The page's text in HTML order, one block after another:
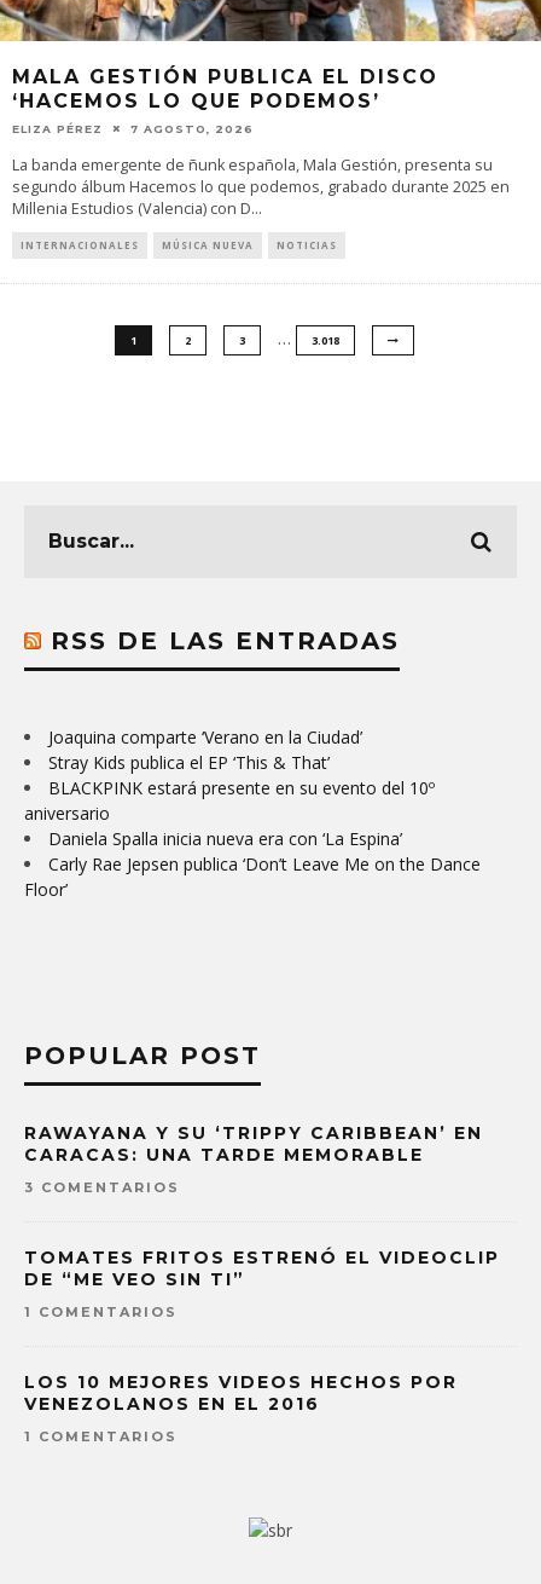
MALA GESTIÓN PUBLICA EL DISCO
‘HACEMOS LO QUE PODEMOS’
ELIZA PÉREZ 7 AGOSTO, 2026
La banda emergente de ñunk española, Mala Gestión, presenta su
segundo álbum Hacemos lo que podemos, grabado durante 2025 en
Millenia Estudios (Valencia) con D...
INTERNACIONALES MÚSICA NUEVA NOTICIAS
1 2 3 … 3.018
RSS DE LAS ENTRADAS
Joaquina comparte ‘Verano en la Ciudad’
Stray Kids publica el EP ‘This & That’
BLACKPINK estará presente en su evento del 10º
aniversario
Daniela Spalla inicia nueva era con ‘La Espina’
Carly Rae Jepsen publica ‘Don’t Leave Me on the Dance
Floor’
POPULAR POST
RAWAYANA Y SU ‘TRIPPY CARIBBEAN’ EN
CARACAS: UNA TARDE MEMORABLE
3 COMENTARIOS
TOMATES FRITOS ESTRENÓ EL VIDEOCLIP
DE “ME VEO SIN TI”
1 COMENTARIOS
LOS 10 MEJORES VIDEOS HECHOS POR
VENEZOLANOS EN EL 2016
1 COMENTARIOS